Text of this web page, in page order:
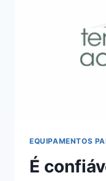
EQUIPAMENTOS
É